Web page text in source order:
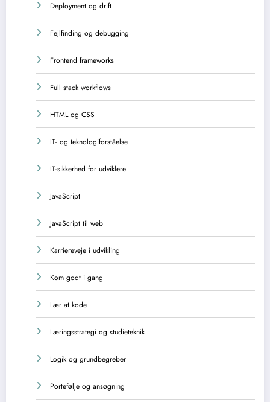
Deployment og drift
Fejlfinding og debugging
Frontend frameworks
Full stack workflows
HTML og CSS
IT- og teknologiforståelse
IT-sikkerhed for udviklere
JavaScript
JavaScript til web
Karriereveje i udvikling
Kom godt i gang
Lær at kode
Læringsstrategi og studieteknik
Logik og grundbegreber
Portefølje og ansøgning